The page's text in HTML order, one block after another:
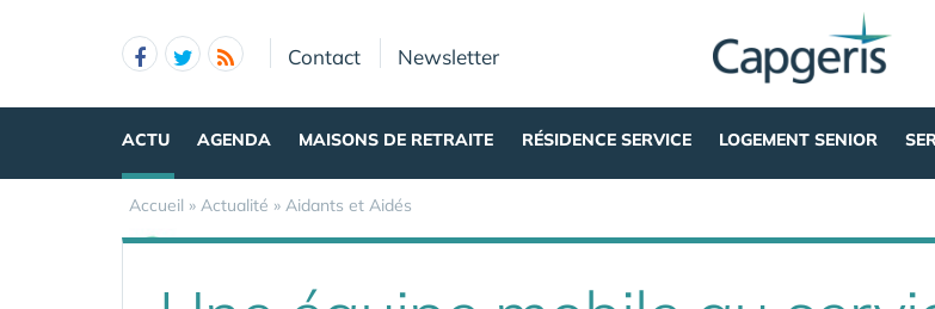
Contact Newsletter
ACTU AGENDA MAISONS DE RETRAITE RÉSIDENCE SERVICE LOGEMENT SENIOR
Accueil » Actualité » Aidants et Aidés